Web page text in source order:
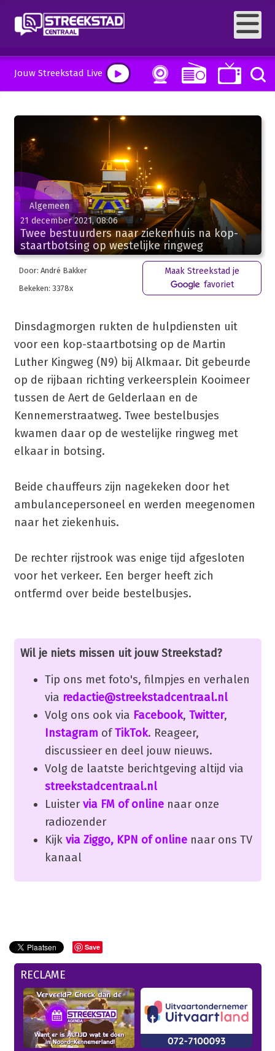
Jouw Streekstad Live
Algemeen
21 december 2021, 08:06
Twee bestuurders naar ziekenhuis na kop-
staartbotsing op westelijke ringweg
Door: André Bakker
Bekeken: 3378x
Maak Streekstad je
favoriet
Dinsdagmorgen rukten de hulpdiensten uit
voor een kop-staartbotsing op de Martin
Luther Kingweg (N9) bij Alkmaar. Dit gebeurde
op de rijbaan richting verkeersplein Kooimeer
tussen de Aert de Gelderlaan en de
Kennemerstraatweg. Twee bestelbusjes
kwamen daar op de westelijke ringweg met
elkaar in botsing.
Beide chauffeurs zijn nagekeken door het
ambulancepersoneel en werden meegenomen
naar het ziekenhuis.
De rechter rijstrook was enige tijd afgesloten
voor het verkeer. Een berger heeft zich
ontfermd over beide bestelbusjes.
Wil je niets missen uit jouw Streekstad?
Tip ons met foto's, filmpjes en verhalen
via redactie@streekstadcentraal.nl
Volg ons ook via Facebook, Twitter,
Instagram ofTikTok. Reageer,
discussieer en deel jouw nieuws.
Volg de laatste berichtgeving altijd via
streekstadcentraal.nl
Luister via FM of onlinenaar onze
radiozender
Kijk via Ziggo, KPN of onlinenaar ons TV
kanaal
Save
RECLAME